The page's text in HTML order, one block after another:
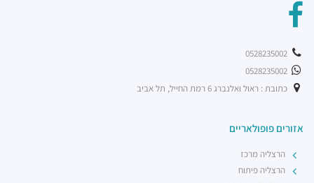
אזורים פופולאריים
הרצליה מרכז
הרצליה פיתוח
כתובת : ראול ואלנברג 6 רמת החייל, תל אביב